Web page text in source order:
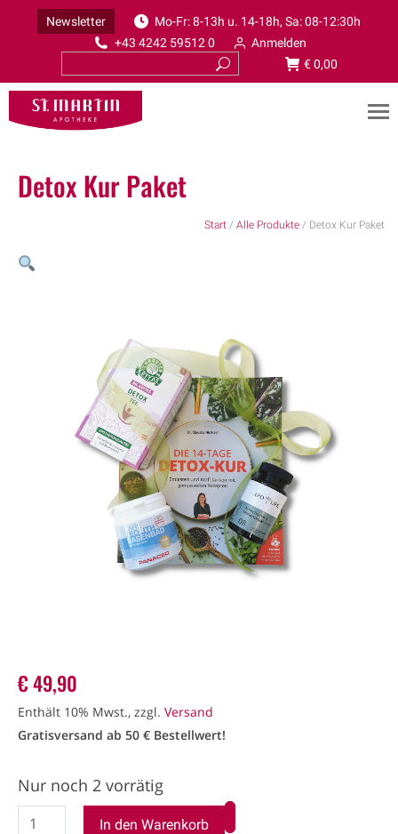
Newsletter
Mo-Fr: 8-13h u. 14-18h, Sa: 08-12:30h
+43 4242 59512 0
Anmelden
€0,00
Detox Kur Paket
Start / Alle Produkte / Detox Kur Paket
€49,90
Enthält 10% Mwst., zzgl. Versand
Gratisversand ab 50 € Bestellwert!
Nur noch 2 vorrätig
In den Warenkorb